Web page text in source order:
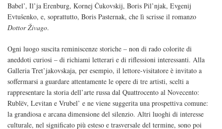
Babel’, Il’ja Erenburg, Kornej Čukovskij, Boris Pil’njak, Evgenij
Evtušenko, e, soprattutto, Boris Pasternak, che lì scrisse il romanzo
Dottor Živago.
Ogni luogo suscita reminiscenze storiche – non di rado colorite di
aneddoti curiosi – di richiami letterari e di riflessioni interessanti. Alla
Galleria Tret’jakovskaja, per esempio, il lettore-visitatore è invitato a
soffermarsi a guardare attentamente le opere di tre artisti, scelti a
rappresentare la storia dell’arte russa dal Quattrocento al Novecento:
Rublëv, Levitan e Vrubel’ e ne viene suggerita una prospettiva comune:
la grandiosa e arcana dimensione del silenzio. Altri luoghi di interesse
culturale, nel significato più esteso e trasversale del termine, sono poi